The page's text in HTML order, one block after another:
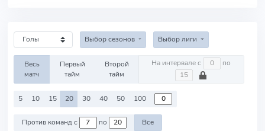
Выбор сезонов Выбор лиги
Весь
матч
Первый
тайм
Второй
тайм
На интервале с по
5 10 15 20 30 40 50 100
Против команд с по Все